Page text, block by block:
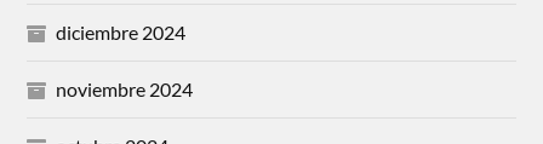
diciembre 2024
noviembre 2024